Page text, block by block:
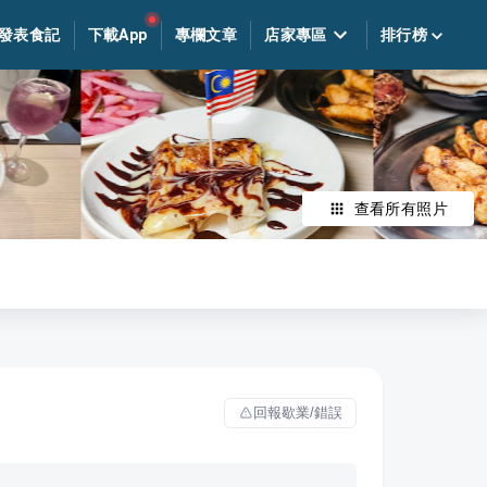
表食記 下載App 專欄文章 店家專區 排行榜
查看所有照片
回報歇業/錯誤